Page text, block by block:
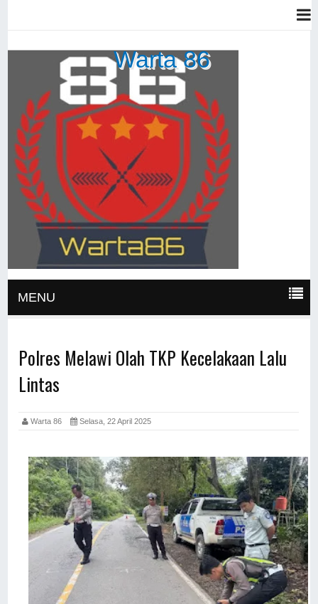
Warta 86
MENU
Polres Melawi Olah TKP Kecelakaan Lalu
Lintas
Warta 86 Selasa, 22 April 2025